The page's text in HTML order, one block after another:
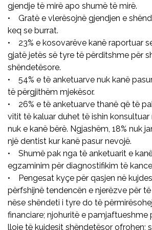
gjendje të mirë apo shumë të mirë.
• Gratë e vlerësojnë gjendjen e
keq se burrat.
• 23% e kosovarëve kanë raportuar
gjatë jetës së tyre të përditshme për
shëndetësore.
• 54% e të anketuarve nuk kanë
të përgjithëm mjekësor.
• 26% e të anketuarve thanë që të
vitit të kaluar duhet të ishin konsultuar
nuk e kanë bërë. Ngjashëm, 18% nuk
një dentist kur kanë pasur nevojë.
• Shumë pak nga të anketuarit e
egzaminim për diagnostifikim të
• Pengesat kyçe për qasjen në
përfshijnë tendencën e njerëzve për të
nëse shëndeti i tyre do të
financiare; njohuritë e pamjaftueshme
lloje të kujdesit shëndetësor ofrohen;